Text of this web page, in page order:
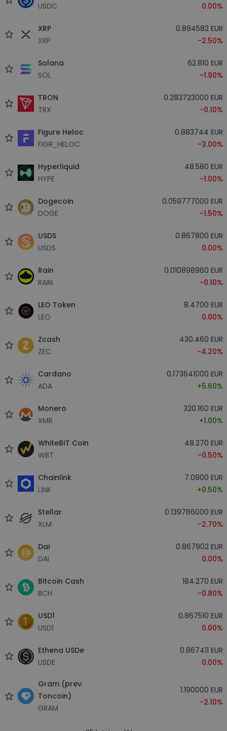
USDC
0.00%
XRP
XRP
0.894582 EUR
-2.50%
Solana
SOL
62.810 EUR
-1.90%
TRON
TRX
0.283723000 EUR
-0.10%
Figure Heloc
FIGR_HELOC
0.883744 EUR
-3.00%
Hyperliquid
HYPE
48.580 EUR
-1.00%
Dogecoin
DOGE
0.059777000 EUR
-1.50%
USDS
USDS
0.867800 EUR
0.00%
Rain
RAIN
0.010898960 EUR
-0.10%
LEO Token
LEO
8.4700 EUR
0.00%
Zcash
ZEC
430.460 EUR
-4.20%
Cardano
ADA
0.173641000 EUR
+5.60%
Monero
XMR
320.160 EUR
+1.00%
WhiteBIT Coin
WBT
48.270 EUR
-0.50%
Chainlink
LINK
7.0900 EUR
+0.50%
Stellar
XLM
0.139786000 EUR
-2.70%
Dai
DAI
0.867902 EUR
0.00%
Bitcoin Cash
BCH
184.270 EUR
-0.80%
USD1
USD1
0.867510 EUR
0.00%
Ethena USDe
USDE
0.867411 EUR
0.00%
Gram (prev.
Toncoin)
GRAM
1.190000 EUR
-2.10%